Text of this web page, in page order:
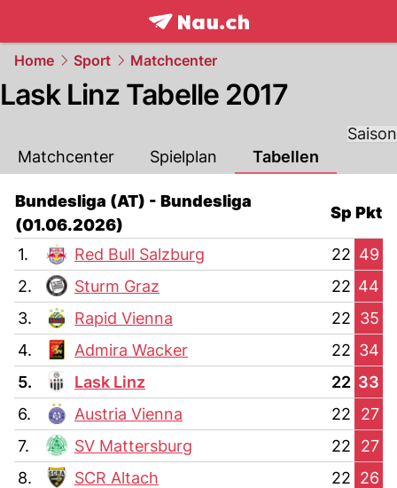
frontpage.NAU.ch
Home Sport Matchcenter
Lask Linz Tabelle 2017
Saison
Matchcenter
Spielplan Tabellen
Bundesliga (AT) - Bundesliga
(01.06.2026)
Sp Pkt
1. Red Bull Salzburg 22 49
2.
Sturm Graz 22 44
3.
Rapid Vienna 22 35
4.
Admira Wacker 22 34
5.
Lask Linz 22 33
6.
Austria Vienna 22
27
7.
SV Mattersburg 22
27
8.
SCR Altach 22 26